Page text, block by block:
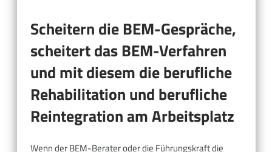
Scheitern die BEM-Gespräche,
scheitert das BEM-Verfahren
und mit diesem die berufliche
Rehabilitation und berufliche
Reintegration am Arbeitsplatz
Wenn der BEM-Berater oder die Führungskraft die